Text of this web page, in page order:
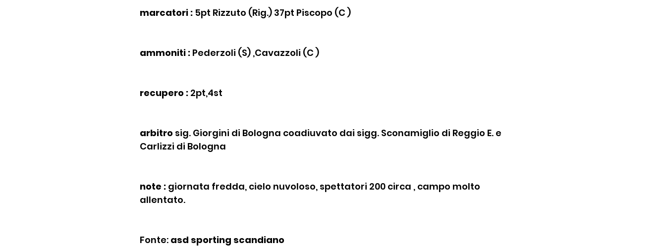
marcatori : 5pt Rizzuto (Rig.) 37pt Piscopo (C )
ammoniti : Pederzoli (S) ,Cavazzoli (C )
recupero : 2pt,4st
arbitro sig. Giorgini di Bologna coadiuvato dai sigg. Sconamiglio di Reggio E. e
Carlizzi di Bologna
note : giornata fredda, cielo nuvoloso, spettatori 200 circa , campo molto
allentato.
Fonte: asd sporting scandiano